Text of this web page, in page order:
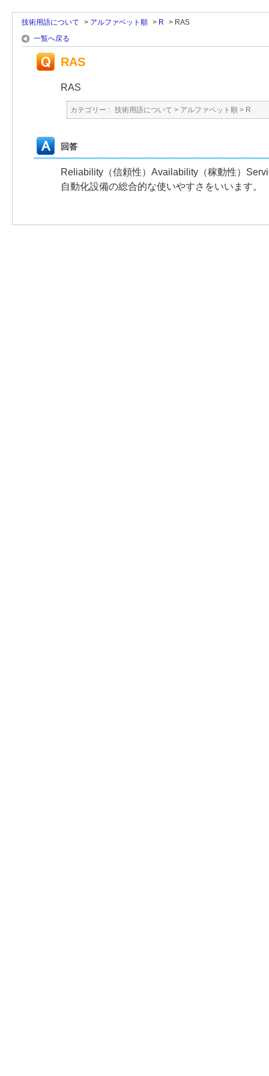
技術用語について > アルファベット順 > R > RAS
一覧へ戻る
RAS
RAS
カテゴリー : 技術用語について > アルファベット順 > R
回答
Reliability（信頼性）Availability（稼動性）
自動化設備の総合的な使いやすさをいいます。